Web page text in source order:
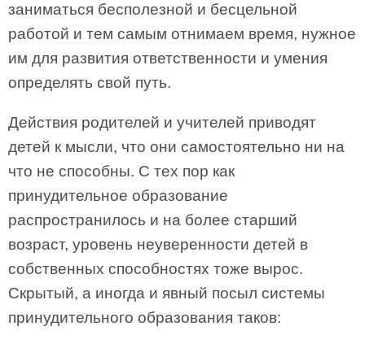
заниматься бесполезной и бесцельной
работой и тем самым отнимаем время, нужное
им для развития ответственности и умения
определять свой путь.
Действия родителей и учителей приводят
детей к мысли, что они самостоятельно ни на
что не способны. С тех пор как
принудительное образование
распространилось и на более старший
возраст, уровень неуверенности детей в
собственных способностях тоже вырос.
Скрытый, а иногда и явный посыл системы
принудительного образования таков: